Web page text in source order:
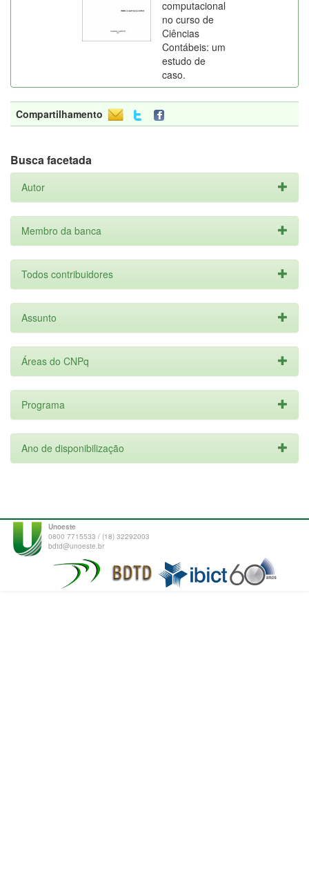
computacional
no curso de
Ciências
Contábeis: um
estudo de
caso.
Compartilhamento
Busca facetada
Autor
Membro da banca
Todos contribuidores
Assunto
Áreas do CNPq
Programa
Ano de disponibilização
Unoeste
0800 7715533 / (18) 32292003
bdtd@unoeste.br